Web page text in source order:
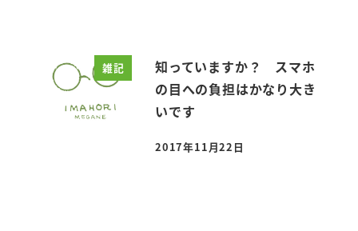
雑記
知っていますか？ スマホ
の目への負担はかなり大き
いです
投稿日
2017年11月22日